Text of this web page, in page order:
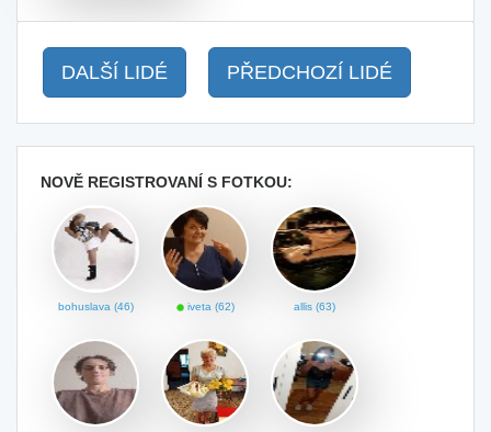
DALŠÍ LIDÉ PŘEDCHOZÍ LIDÉ
NOVĚ REGISTROVANÍ S FOTKOU:
bohuslava (46) iveta (62) allis (63)